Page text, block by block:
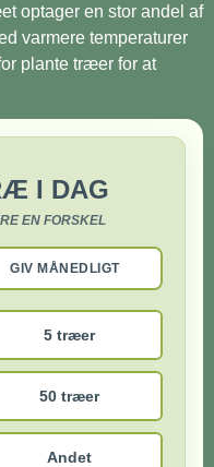
optager en stor andel af
varmere temperaturer
plante træer for at
I DAG
EN FORSKEL
GIV MÅNEDLIGT
5 træer
50 træer
Andet